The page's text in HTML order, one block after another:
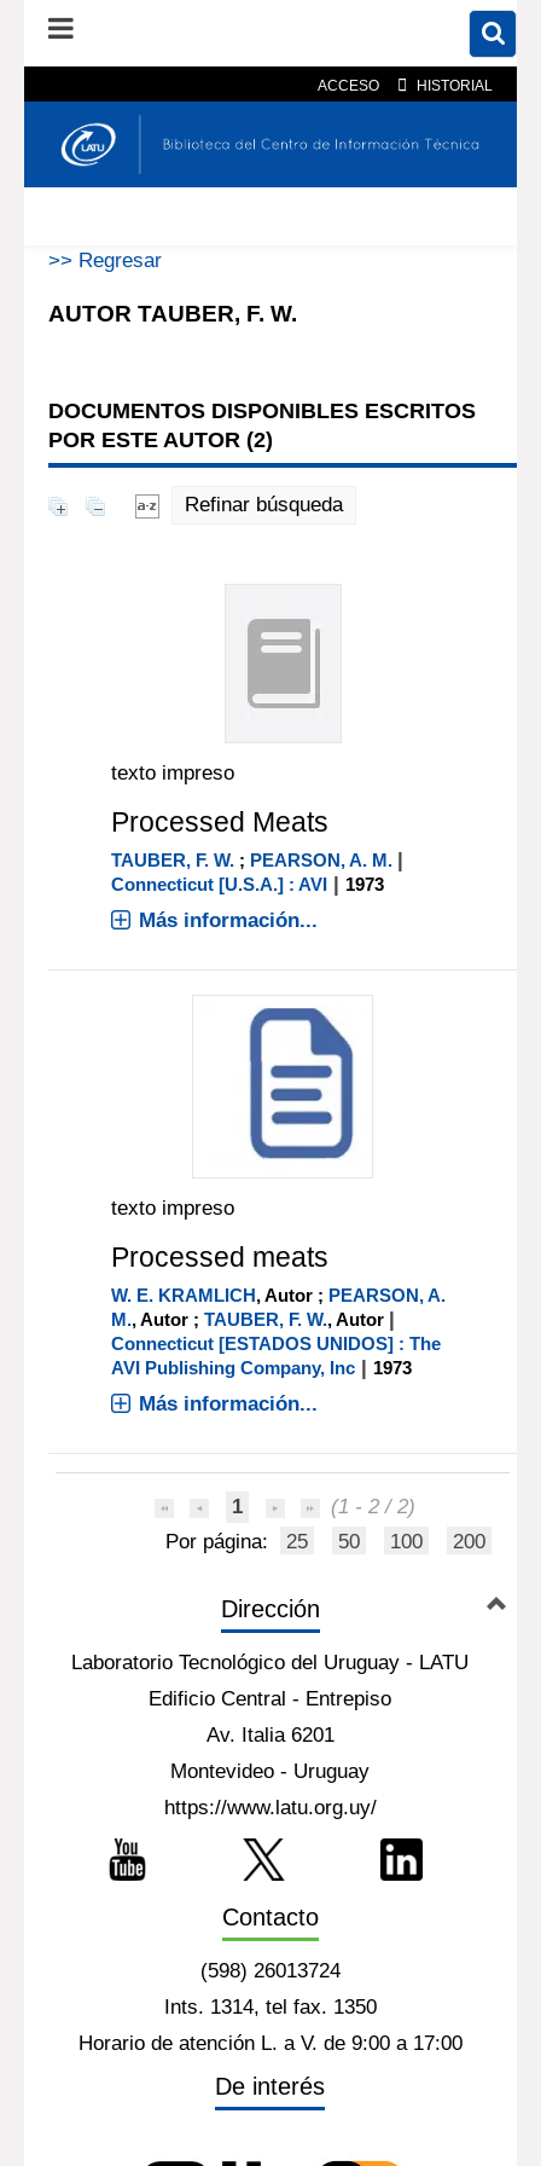
ACCESO HISTORIAL
En el catálogo En el sitio
>> Regresar
AUTOR TAUBER, F. W.
DOCUMENTOS DISPONIBLES ESCRITOS
POR ESTE AUTOR (2)
Refinar búsqueda
texto impreso
Processed Meats
TAUBER, F. W. ; PEARSON, A. M. |
Connecticut [U.S.A.] : AVI | 1973
Más información...
texto impreso
Processed meats
W. E. KRAMLICH, Autor ; PEARSON, A.
M., Autor ;TAUBER, F. W., Autor |
Connecticut [ESTADOS UNIDOS] : The
AVI Publishing Company, Inc | 1973
Más información...
1
(1 - 2 / 2)
Por página:
25 50 100 200
Dirección
Laboratorio Tecnológico del Uruguay - LATU
Edificio Central - Entrepiso
Av. Italia 6201
Montevideo - Uruguay
https://www.latu.org.uy/
Contacto
(598) 26013724
Ints. 1314, tel fax. 1350
Horario de atención L. a V. de 9:00 a 17:00
De interés